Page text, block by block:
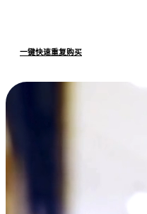
一键快速重复购买